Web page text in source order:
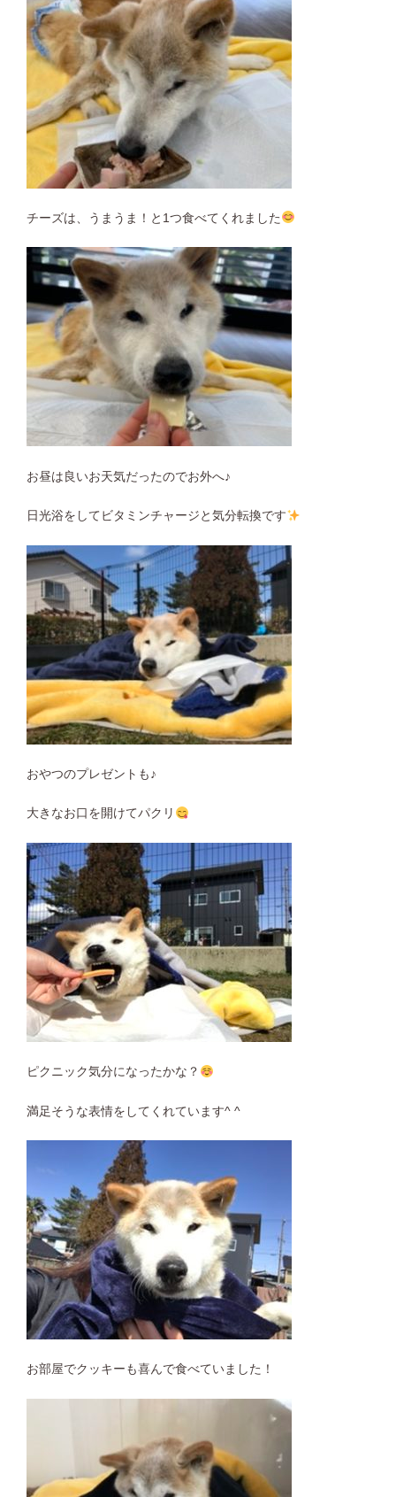
チーズは、うまうま！と1つ食べてくれました
お昼は良いお天気だったのでお外へ♪
日光浴をしてビタミンチャージと気分転換です
おやつのプレゼントも♪
大きなお口を開けてパクリ
ピクニック気分になったかな？
満足そうな表情をしてくれています^ ^
お部屋でクッキーも喜んで食べていました！